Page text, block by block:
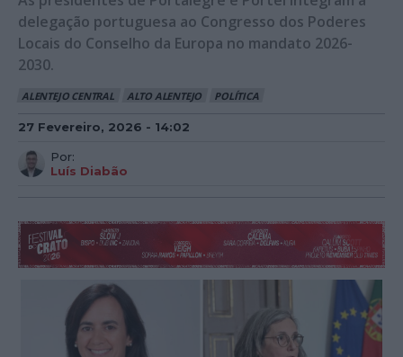
delegação portuguesa ao Congresso dos Poderes
Locais do Conselho da Europa no mandato 2026-
2030.
ALENTEJO CENTRAL ALTO ALENTEJO POLÍTICA
27 Fevereiro, 2026 - 14:02
Por:
Luís Diabão